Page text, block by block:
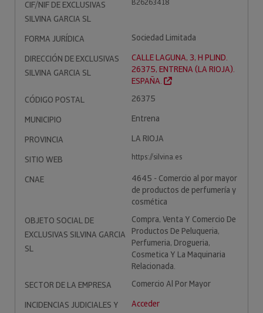
CIF/NIF DE EXCLUSIVAS
SILVINA GARCIA SL
B26263418
FORMA JURÍDICA
Sociedad Limitada
DIRECCIÓN DE EXCLUSIVAS
SILVINA GARCIA SL
CALLE LAGUNA, 3, H PLIND.
26375, ENTRENA (LA RIOJA).
ESPAÑA.
CÓDIGO POSTAL
26375
MUNICIPIO
Entrena
PROVINCIA
LA RIOJA
SITIO WEB
https://silvina.es
CNAE
4645 - Comercio al por mayor
de productos de perfumería y
cosmética
OBJETO SOCIAL DE
EXCLUSIVAS SILVINA GARCIA
SL
Compra, Venta Y Comercio De
Productos De Peluqueria,
Perfumeria, Drogueria,
Cosmetica Y La Maquinaria
Relacionada.
SECTOR DE LA EMPRESA
Comercio Al Por Mayor
INCIDENCIAS JUDICIALES Y
Acceder